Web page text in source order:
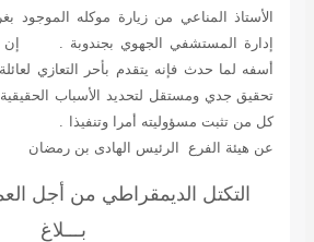
الأستاذ المناعي من زيارة موكله الموجود
إدارة المستشفي الجهوي بجندوبة . إن
أسفه لما حدث فإنه يتقدم بأحر التعازي
تحقيق جدي ومستقل لتحديد الأسباب الحقيقية
كل من تثبت مسؤوليته
عن هيئة الفرع الرئيس الهادى بن رمضان
التكتل الديمقراطي من أجل
بـــلاغ